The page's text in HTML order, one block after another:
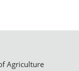
Agriculture